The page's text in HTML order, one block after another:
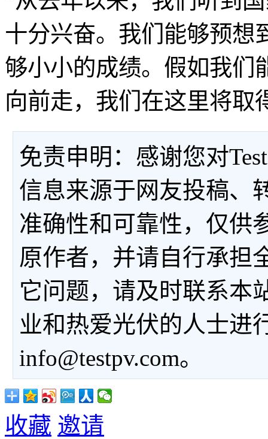
十分兴奋。我们能够预想
够小小的成绩。假如我们
向前走，我们在这里将取
免责申明：感谢您对
信息来源于网友投稿、
准确性和可靠性，仅供
原作者，并请自行承担
它问题，请及时联系本
业和热爱光伏的人士进
info@testpv.com。
收藏 邀请